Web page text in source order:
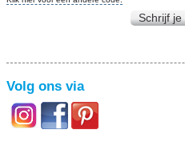
Schrijf je
Volg ons via